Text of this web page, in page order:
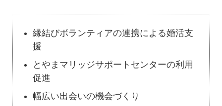
縁結びボランティアの連携による婚活支
援
とやまマリッジサポートセンターの利用
促進
幅広い出会いの機会づくり